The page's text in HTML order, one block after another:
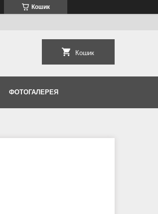
Кошик
Кошик
ФОТОГАЛЕРЕЯ